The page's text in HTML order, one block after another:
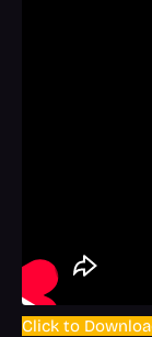
Click to